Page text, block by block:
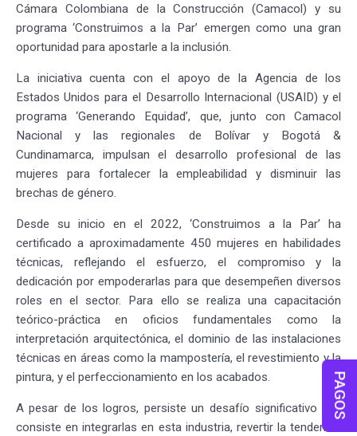
Cámara Colombiana de la Construcción (Camacol) y su
programa ‘Construimos a la Par’ emergen como una gran
oportunidad para apostarle a la inclusión.
La iniciativa cuenta con el apoyo de la Agencia de los
Estados Unidos para el Desarrollo Internacional (USAID) y el
programa ‘Generando Equidad’, que, junto con Camacol
Nacional y las regionales de Bolívar y Bogotá &
Cundinamarca, impulsan el desarrollo profesional de las
mujeres para fortalecer la empleabilidad y disminuir las
brechas de género.
Desde su inicio en el 2022, ‘Construimos a la Par’ ha
certificado a aproximadamente 450 mujeres en habilidades
técnicas, reflejando el esfuerzo, el compromiso y la
dedicación por empoderarlas para que desempeñen diversos
roles en el sector. Para ello se realiza una capacitación
teórico-práctica en oficios fundamentales como la
interpretación arquitectónica, el dominio de las instalaciones
técnicas en áreas como la mampostería, el revestimiento y la
pintura, y el perfeccionamiento en los acabados.
A pesar de los logros, persiste un desafío significativo que
consiste en integrarlas en esta industria, revertir la tendencia
PAGOS